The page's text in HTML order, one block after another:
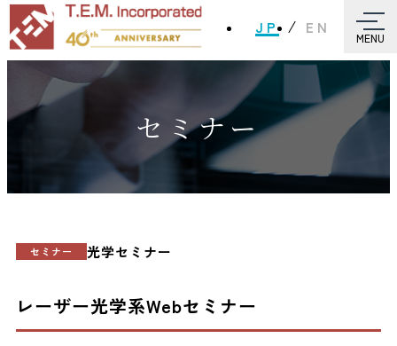
JP EN
MENU
セミナー
セミナー 光学セミナー
レーザー光学系Webセミナー